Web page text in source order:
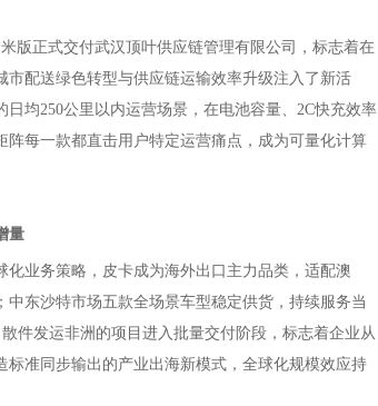
版正式交付武汉顶叶供应链管理有限公司，标志着在
配送绿色转型与供应链运输效率升级注入了新活
均250公里以内运营场景，在电池容量、2C快充效率
每一款都直击用户特定运营痛点，成为可量化计算
量
业务策略，皮卡成为海外出口主力品类，适配澳
东沙特市场五款全场景车型稳定供货，持续服务当
件发运非洲的项目进入批量交付阶段，标志着企业从
准同步输出的产业出海新模式，全球化规模效应持